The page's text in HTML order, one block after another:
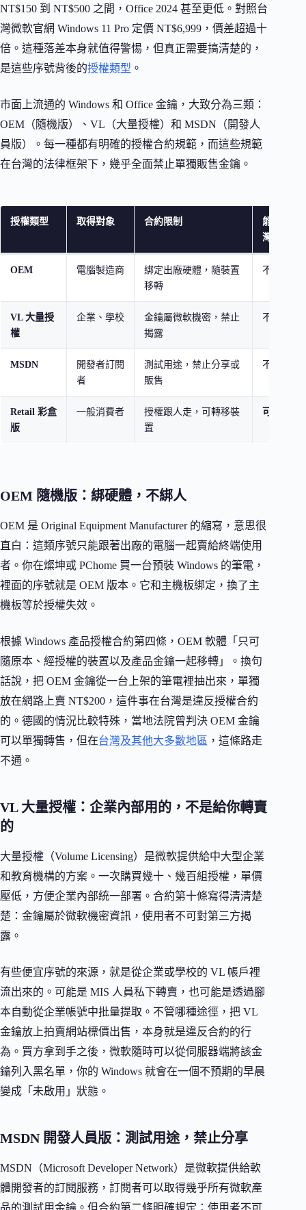
NT$150 到 NT$500 之間，Office 2024 甚至更低。對照台
灣微軟官網 Windows 11 Pro 定價 NT$6,999，價差超過十
倍。這種落差本身就值得警惕，但真正需要搞清楚的，
是這些序號背後的授權類型 。
市面上流通的 Windows 和 Office 金鑰，大致分為三類：
OEM（隨機版）、VL（大量授權）和 MSDN（開發人
員版）。每一種都有明確的授權合約規範，而這些規範
在台灣的法律框架下，幾乎全面禁止單獨販售金鑰。
授權類型 取得對象 合約限制
能否單獨
灣）
OEM 電腦製造商
綁定出廠硬體，隨裝置
移轉
不行
VL 大量授
權
企業、學校
金鑰屬微軟機密，禁止
揭露
不行
MSDN
開發者訂閱
者
測試用途，禁止分享或
販售
不行
Retail 彩盒
版
一般消費者
授權跟人走，可轉移裝
置
可以
OEM 隨機版：綁硬體，不綁人
OEM 是 Original Equipment Manufacturer 的縮寫，意思很
直白：這類序號只能跟著出廠的電腦一起賣給終端使用
者。你在燦坤或 PChome 買一台預裝 Windows 的筆電，
裡面的序號就是 OEM 版本。它和主機板綁定，換了主
機板等於授權失效。
根據 Windows 產品授權合約第四條，OEM 軟體「只可
隨原本、經授權的裝置以及產品金鑰一起移轉」。換句
話說，把 OEM 金鑰從一台上架的筆電裡抽出來，單獨
放在網路上賣 NT$200，這件事在台灣是違反授權合約
的。德國的情況比較特殊，當地法院曾判決 OEM 金鑰
可以單獨轉售，但在台灣及其他大多數地區 ，這條路走
不通。
VL 大量授權：企業內部用的，不是給你轉賣
的
大量授權（Volume Licensing）是微軟提供給中大型企業
和教育機構的方案。一次購買幾十、幾百組授權，單價
壓低，方便企業內部統一部署。合約第十條寫得清清楚
楚：金鑰屬於微軟機密資訊，使用者不可對第三方揭
露。
有些便宜序號的來源，就是從企業或學校的 VL 帳戶裡
流出來的。可能是 MIS 人員私下轉賣，也可能是透過腳
本自動從企業帳號中批量提取。不管哪種途徑，把 VL
金鑰放上拍賣網站標價出售，本身就是違反合約的行
為。買方拿到手之後，微軟隨時可以從伺服器端將該金
鑰列入黑名單，你的 Windows 就會在一個不預期的早晨
變成「未啟用」狀態。
MSDN 開發人員版：測試用途，禁止分享
MSDN（Microsoft Developer Network）是微軟提供給軟
體開發者的訂閱服務，訂閱者可以取得幾乎所有微軟產
品的測試用金鑰。但合約第二條明確規定：使用者不可